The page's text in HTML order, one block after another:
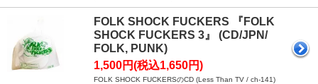
FOLK SHOCK FUCKERS 『FOLK
SHOCK FUCKERS 3』 (CD/JPN/
FOLK, PUNK)
1,500円(税込1,650円)
FOLK SHOCK FUCKERSのCD (Less Than TV / ch-141)